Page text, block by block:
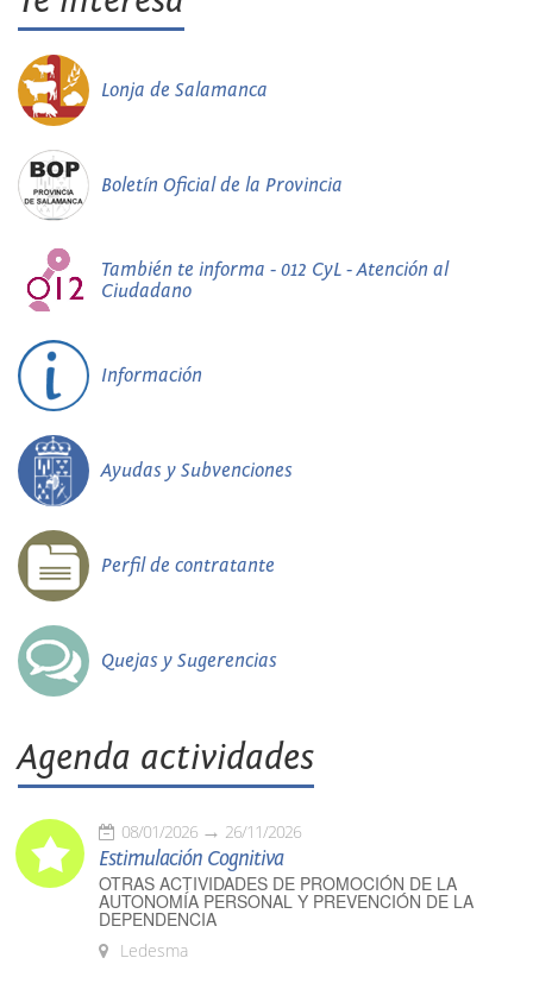
Lonja de Salamanca
Boletín Oficial de la Provincia
También te informa - 012 CyL - Atención al
Ciudadano
Información
Ayudas y Subvenciones
Perfil de contratante
Quejas y Sugerencias
Agenda actividades
08/01/2026 26/11/2026
Estimulación Cognitiva
OTRAS ACTIVIDADES DE PROMOCIÓN DE LA
AUTONOMÍA PERSONAL Y PREVENCIÓN DE LA
DEPENDENCIA
Ledesma